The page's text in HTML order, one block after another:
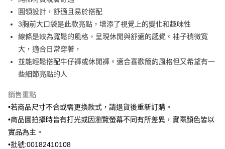
華南商業銀行
上海商業儲蓄銀行
國泰世華商業銀行
兆豐國際商業銀行
臺灣中小企業銀行
台中商業銀行
匯豐（台灣）商業銀行
聯邦商業銀行
元大商業銀行
永豐商業銀行
玉山商業銀行
台灣樂天信用卡公司
華南商業銀行
上海商業儲蓄銀行
台北富邦商業銀行
國泰世華商業銀行
兆豐國際商業銀行
臺灣中小企業銀行
匯豐（台灣）商業銀行
華泰商業銀行
聯邦商業銀行
元大商業銀行
玉山商業銀行
台灣樂天信用卡公司
Apple Pay
街口支付
ATM付款
運送方式
每筆NT$120，滿NT$3,000(含以上)免運費
新竹物流離島宅配
每筆NT$350，滿NT$3,500(含以上)免運費
圓領設計，舒適且易於搭配
3胸前大口袋是此款亮點，增添了視覺上的變化和趣味性
線條是較為寬鬆的風格，呈現休閒與舒適的感覺。袖子稍微寬
大，適合日常穿著，
並能輕鬆搭配牛仔褲或休閒褲。適合喜歡簡約風格但又希望有一
些細節亮點的人
銷售重點
•若商品尺寸不合或需更換款式，請退貨後重新訂購。
•商品圖拍攝時皆有打光或因瀏覽螢幕不同有所差異，實際顏色皆以
實品為主。
•批號:00182410108